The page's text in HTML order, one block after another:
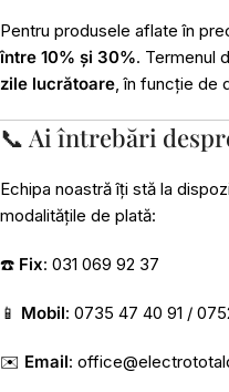
Pentru produsele aflate în
între 10% și 30%. Termenul
zile lucrătoare, în funcție de
📞 Ai întrebări
Echipa noastră îți stă la
modalitățile de plată:
☎️ Fix: 031 069 92 37
📱 Mobil: 0735 47 40 91 /
✉️ Email: